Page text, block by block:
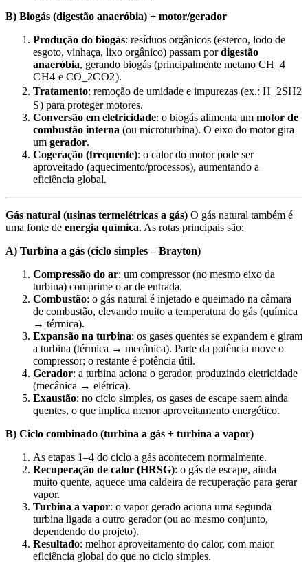
B) Biogás (digestão anaeróbia) + motor/gerador
Produção do biogás: resíduos orgânicos (esterco, lodo de
esgoto, vinhaça, lixo orgânico) passam pordigestão
anaeróbia, gerando biogás (principalmente metano CH_4
CH4 e CO_2CO2).
Tratamento: remoção de umidade e impurezas (ex.: H_2SH2
S) para proteger motores.
Conversão em eletricidade: o biogás alimenta um motor de
combustão interna (ou microturbina). O eixo do motor gira
um gerador.
Cogeração (frequente): o calor do motor pode ser
aproveitado (aquecimento/processos), aumentando a
eficiência global.
Gás natural (usinas termelétricas a gás) O gás natural também é
uma fonte de energia química. As rotas principais são:
A) Turbina a gás (ciclo simples – Brayton)
Compressão do ar: um compressor (no mesmo eixo da
turbina) comprime o ar de entrada.
Combustão: o gás natural é injetado e queimado na câmara
de combustão, elevando muito a temperatura do gás (química
→ térmica).
Expansão na turbina: os gases quentes se expandem e giram
a turbina (térmica → mecânica). Parte da potência move o
compressor; o restante é potência útil.
Gerador: a turbina aciona o gerador, produzindo eletricidade
(mecânica → elétrica).
Exaustão: no ciclo simples, os gases de escape saem ainda
quentes, o que implica menor aproveitamento energético.
B) Ciclo combinado (turbina a gás + turbina a vapor)
As etapas 1–4 do ciclo a gás acontecem normalmente.
Recuperação de calor (HRSG): o gás de escape, ainda
muito quente, aquece uma caldeira de recuperação para gerar
vapor.
Turbina a vapor: o vapor gerado aciona uma segunda
turbina ligada a outro gerador (ou ao mesmo conjunto,
dependendo do projeto).
Resultado: melhor aproveitamento do calor, com maior
eficiência global do que no ciclo simples.